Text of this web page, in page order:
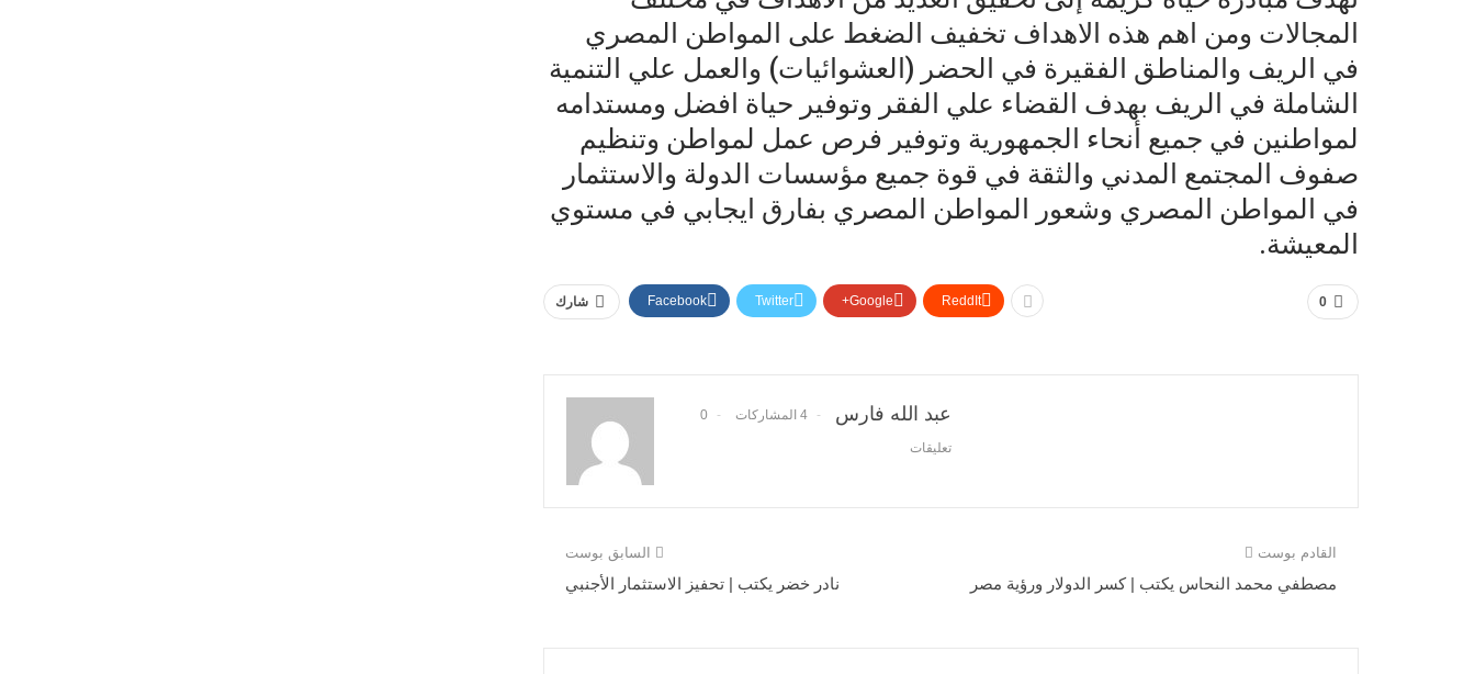
المجالات ومن اهم هذه الاهداف تخفيف الضغط على المواطن المصري
في الريف والمناطق الفقيرة في الحضر (العشوائيات) والعمل علي التنمية
الشاملة في الريف بهدف القضاء علي الفقر وتوفير حياة افضل ومستدامه
لمواطنين في جميع أنحاء الجمهورية وتوفير فرص عمل لمواطن وتنظيم
صفوف المجتمع المدني والثقة في قوة جميع مؤسسات الدولة والاستثمار
في المواطن المصري وشعور المواطن المصري بفارق ايجابي في مستوي
المعيشة.
0 شارك Facebook Twitter Google+ ReddIt
عبد الله فارس 4 المشاركات 0
تعليقات
السابق بوست
نادر خضر يكتب | تحفيز الاستثمار الأجنبي
القادم بوست
مصطفي محمد النحاس يكتب | كسر الدولار ورؤية مصر